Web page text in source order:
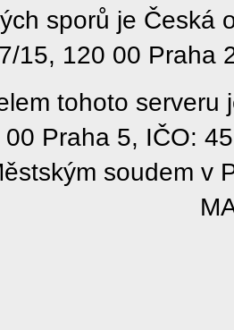
sporů je Česká
15, 120 00 Praha
tohoto
Praha 5, IČO:
soudem v